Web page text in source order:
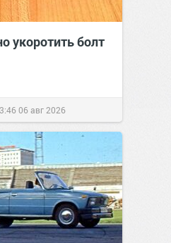
укоротить болт
06 авг 2026